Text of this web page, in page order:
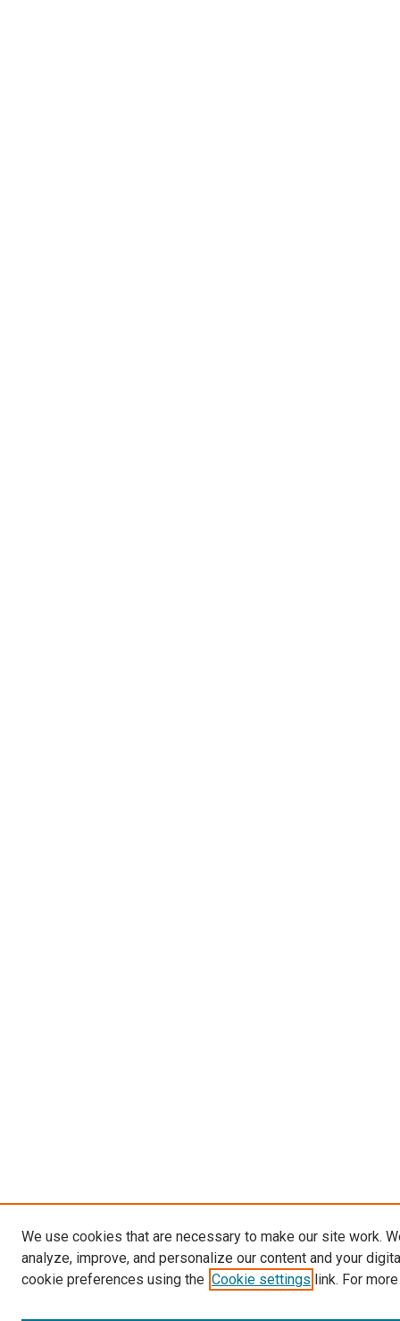
We use cookies that are necessary to make our site work.
analyze, improve, and personalize our content and your
cookie preferences using the Cookie settings link. For